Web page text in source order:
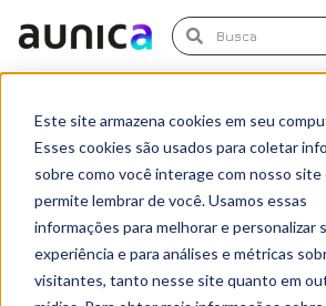
Este site armazena cookies em seu
Esses cookies são usados para coletar
sobre como você interage com nosso site
permite lembrar de você. Usamos essas
informações para melhorar e personalizar
experiência e para análises e métricas
visitantes, tanto nesse site quanto em
Parabéns pelo seu aniversário,
tudo que a assistente pessoal
pode fazer pelo seu negócio.